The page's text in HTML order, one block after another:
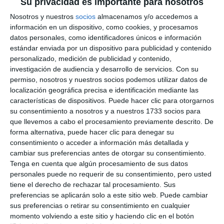
Nosotros y nuestros socios almacenamos y/o accedemos a
información en un dispositivo, como cookies, y procesamos
datos personales, como identificadores únicos e información
estándar enviada por un dispositivo para publicidad y contenido
personalizado, medición de publicidad y contenido,
investigación de audiencia y desarrollo de servicios. Con su
permiso, nosotros y nuestros socios podemos utilizar datos de
localización geográfica precisa e identificación mediante las
características de dispositivos. Puede hacer clic para otorgarnos
su consentimiento a nosotros y a nuestros 1733 socios para
que llevemos a cabo el procesamiento previamente descrito. De
forma alternativa, puede hacer clic para denegar su
consentimiento o acceder a información más detallada y
cambiar sus preferencias antes de otorgar su consentimiento.
Tenga en cuenta que algún procesamiento de sus datos
personales puede no requerir de su consentimiento, pero usted
tiene el derecho de rechazar tal procesamiento. Sus
preferencias se aplicarán solo a este sitio web. Puede cambiar
sus preferencias o retirar su consentimiento en cualquier
momento volviendo a este sitio y haciendo clic en el botón
Imagen de los usuarios de Adimi en el acto de entrega del
cheque. BEATRIZ MARTÍN
El primer teniente de alcalde, José Carlos Martín
(Cs), manifestaba que “es una doble satisfacción, ya
que por un lado, Mijas, una vez más, ha mostrado su
solidaridad con la entrega de ese cheque a la familia
de Adimi y, por otro lado, el hecho de que podamos
celebrar esta jornada de convivencia, que hacía ya
tiempo que no se podían llevar a cabo por las
circunstancias de la pandemia y hacerlo, además, en
un día espectacular y un ambiente casi familiar; la
corporación hemos querido venir a compartir este
ratito con Adimi y mostrar siempre nuestro apoyo al
colectivo”.